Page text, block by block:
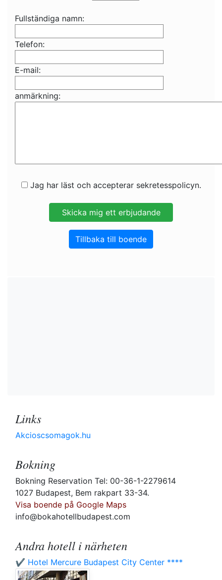
Fullständiga namn:
Telefon:
E-mail:
anmärkning:
Jag har läst och accepterar sekretesspolicyn.
Tillbaka till boende
Links
Akcioscsomagok.hu
Bokning
Bokning Reservation Tel: 00-36-1-2279614
1027 Budapest, Bem rakpart 33-34.
Visa boende på Google Maps
info@bokahotellbudapest.com
Andra hotell i närheten
✔️ Hotel Mercure Budapest City Center ****